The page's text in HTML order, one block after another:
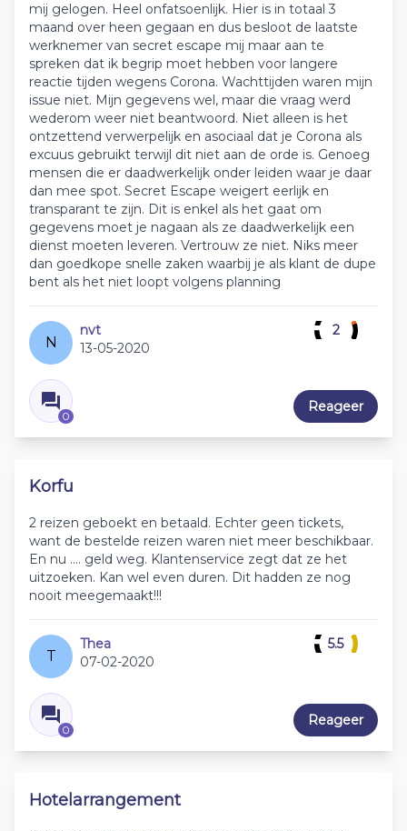
mij gelogen. Heel onfatsoenlijk. Hier is in totaal 3
maand over heen gegaan en dus besloot de laatste
werknemer van secret escape mij maar aan te
spreken dat ik begrip moet hebben voor langere
reactie tijden wegens Corona. Wachttijden waren mijn
issue niet. Mijn gegevens wel, maar die vraag werd
wederom weer niet beantwoord. Niet alleen is het
ontzettend verwerpelijk en asociaal dat je Corona als
excuus gebruikt terwijl dit niet aan de orde is. Genoeg
mensen die er daadwerkelijk onder leiden waar je daar
dan mee spot. Secret Escape weigert eerlijk en
transparant te zijn. Dit is enkel als het gaat om
gegevens moet je nagaan als ze daadwerkelijk een
dienst moeten leveren. Vertrouw ze niet. Niks meer
dan goedkope snelle zaken waarbij je als klant de dupe
bent als het niet loopt volgens planning
N
nvt
13-05-2020
0
2
Reageer
Korfu
2 reizen geboekt en betaald. Echter geen tickets,
want de bestelde reizen waren niet meer beschikbaar.
En nu .... geld weg. Klantenservice zegt dat ze het
uitzoeken. Kan wel even duren. Dit hadden ze nog
nooit meegemaakt!!!
T
Thea
07-02-2020
0
5.5
Reageer
Hotelarrangement